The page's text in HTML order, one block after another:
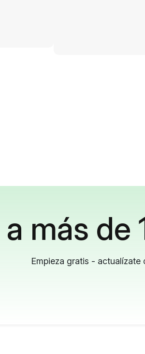
más de
Empieza gratis - actualízate